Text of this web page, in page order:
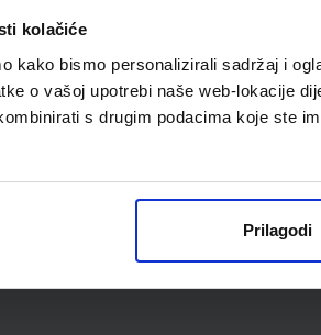
kolačiće
kako bismo personalizirali sadržaj i
o vašoj upotrebi naše web-lokacije
s drugim podacima koje ste
Prilagodi